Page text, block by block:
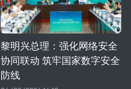
黎明兴总理：强化网络安全
协同联动 筑牢国家数字安全
防线